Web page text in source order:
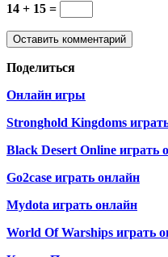
14 + 15 =
Поделиться
Онлайн игры
Stronghold Kingdoms
Black Desert Online играть
Go2case играть онлайн
Mydota играть онлайн
World Of Warships играть